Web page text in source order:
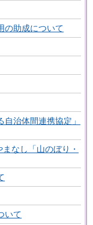
の助成について
治体間連携協定」
なし「山のぼり・
いて